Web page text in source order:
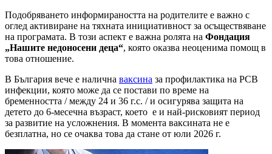
Подобряването информираността на родителите е важно с
оглед активиране на тяхната инициативност за осъществяване
на програмата. В този аспект е важна ролята на Фондация
„Нашите недоносени деца“, която оказва неоценима помощ в
това отношение.
В България вече е налична ваксина за профилактика на РСВ
инфекции, която може да се постави по време на
бременността / между 24 и 36 г.с. / и осигурява защита на
детето до 6-месечна възраст, което е и най-рисковият период
за развитие на усложнения. В момента ваксината не е
безплатна, но се очаква това да стане от юли 2026 г.